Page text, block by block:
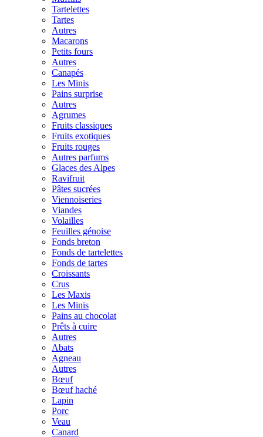
Tartelettes
Tartes
Autres
Macarons
Petits fours
Autres
Canapés
Les Minis
Pains surprise
Autres
Agrumes
Fruits classiques
Fruits exotiques
Fruits rouges
Autres parfums
Glaces des Alpes
Ravifruit
Pâtes sucrées
Viennoiseries
Viandes
Volailles
Feuilles génoise
Fonds breton
Fonds de tartelettes
Fonds de tartes
Croissants
Crus
Les Maxis
Les Minis
Pains au chocolat
Prêts à cuire
Autres
Abats
Agneau
Autres
Bœuf
Bœuf haché
Lapin
Porc
Veau
Canard